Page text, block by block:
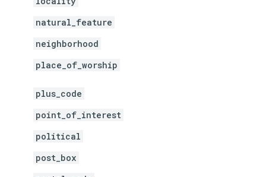
natural_feature
neighborhood
place_of_worship
plus_code
point_of_interest
political
post_box